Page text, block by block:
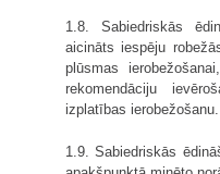
1.8. Sabiedriskās
aicināts iespēju
plūsmas
rekomendāciju
izplatības ierobežošanu.
1.9. Sabiedriskās